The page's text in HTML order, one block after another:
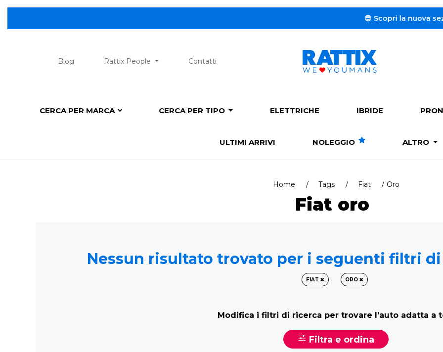
😎 Scopri la nuova sezione
Blog Rattix People Contatti
CERCA PER MARCA CERCA PER TIPO ELETTRICHE IBRIDE
ULTIMI ARRIVI NOLEGGIO ALTRO
Home Tags Fiat Oro
Fiat oro
Nessun risultato trovato per i seguenti filtri
FIAT ORO
Modifica i filtri di ricerca per trovare l'auto adatta a
Filtra e ordina